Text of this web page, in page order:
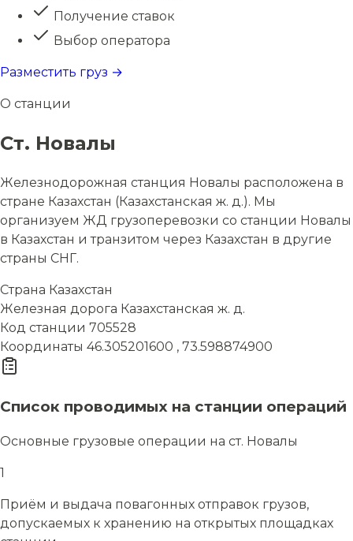
Получение ставок
Выбор оператора
Разместить груз →
О станции
Ст. Новалы
Железнодорожная станция Новалы расположена в
стране Казахстан (Казахстанская ж. д.). Мы
организуем ЖД грузоперевозки со станции Новалы
в Казахстан и транзитом через Казахстан в другие
страны СНГ.
Страна Казахстан
Железная дорога Казахстанская ж. д.
Код станции 705528
Координаты 46.305201600 , 73.598874900
Список проводимых на станции операций
Основные грузовые операции на ст. Новалы
1
Приём и выдача повагонных отправок грузов,
допускаемых к хранению на открытых площадках